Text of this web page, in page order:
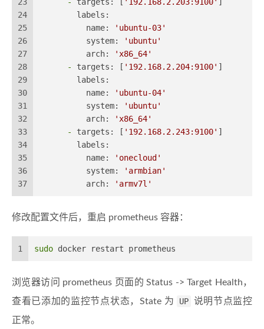
24
25
26
27
28
29
30
31
32
33
34
35
36
37
labels:
name:
'ubuntu-03'
system:
'ubuntu'
arch:
'x86_64'
-
targets: [ '192.168.2.204:9100' ]
labels:
name:
'ubuntu-04'
system:
'ubuntu'
arch:
'x86_64'
-
targets: [ '192.168.2.243:9100' ]
labels:
name:
'onecloud'
system:
'armbian'
arch:
'armv7l'
修改配置文件后，重启 prometheus 容器：
1 sudo docker restart prometheus
浏览器访问 prometheus 页面的 Status -> Target Health，
查看已添加的监控节点状态，State 为
UP 说明节点监控
正常。